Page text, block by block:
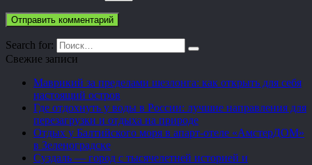
Search for:
Свежие записи
Маврикий за пределами шезлонга: как открыть для себя
настоящий остров
Где отдохнуть у воды в России: лучшие направления для
перезагрузки и отдыха на природе
Отдых у Балтийского моря в апарт-отеле «АмстерДОМ»
в Зеленоградске
Суздаль — город с тысячелетней историей и